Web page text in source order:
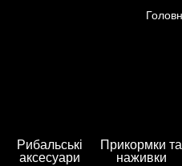
Рибальські
аксесуари
Прикормки та
наживки